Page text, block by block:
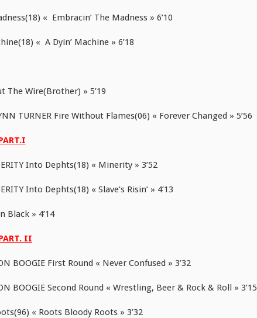
« Embracin’ The Madness » 6’10
« A Dyin’ Machine » 6’18
The Wire(Brother) » 5’19
TURNER Fire Without Flames(06) « Forever Changed » 5’56
Into Dephts(18) « Minerity » 3’52
Into Dephts(18) « Slave’s Risin’ » 4’13
Black » 4’14
II
BOOGIE First Round « Never Confused » 3’32
BOOGIE Second Round « Wrestling, Beer & Rock & Roll » 3’15
« Roots Bloody Roots » 3’32